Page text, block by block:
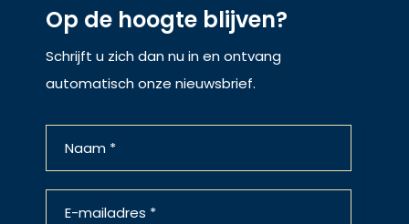
Op de hoogte blijven?
Schrijft u zich dan nu in en ontvang
automatisch onze nieuwsbrief.